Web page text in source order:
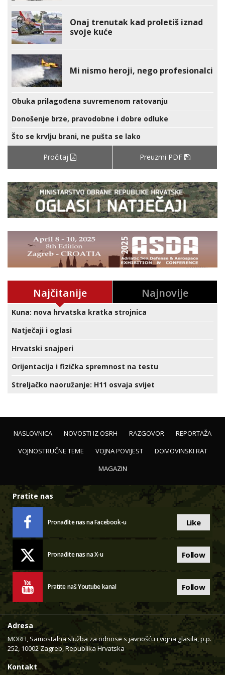
Onaj trenutak kad proletiš iznad
svoje kuće
Mi nismo heroji, nego profesionalci
Obuka prilagođena suvremenom ratovanju
Donošenje brze, pravodobne i dobre odluke
Što se krvlju brani, ne pušta se lako
Pročitaj Preuzmi PDF
Najčitanije Najnovije
Kuna: nova hrvatska kratka strojnica
Natječaji i oglasi
Hrvatski snajperi
Orijentacija i fizička spremnost na testu
Streljačko naoružanje: H11 osvaja svijet
NASLOVNICA NOVOSTI IZ OSRH RAZGOVOR
REPORTAŽA
VOJNOSTRUČNE TEME
VOJNA POVIJEST
DOMOVINSKI RAT
MAGAZIN
Pratite nas
Pronađite nas na Facebook-u Like
Pronađite nas na X-u Follow
Pratite naš Youtube kanal Follow
Adresa
MORH, Samostalna služba za odnose s javnošću i vojna glasila, p.p.
252, 10002 Zagreb, Republika Hrvatska
Kontakt